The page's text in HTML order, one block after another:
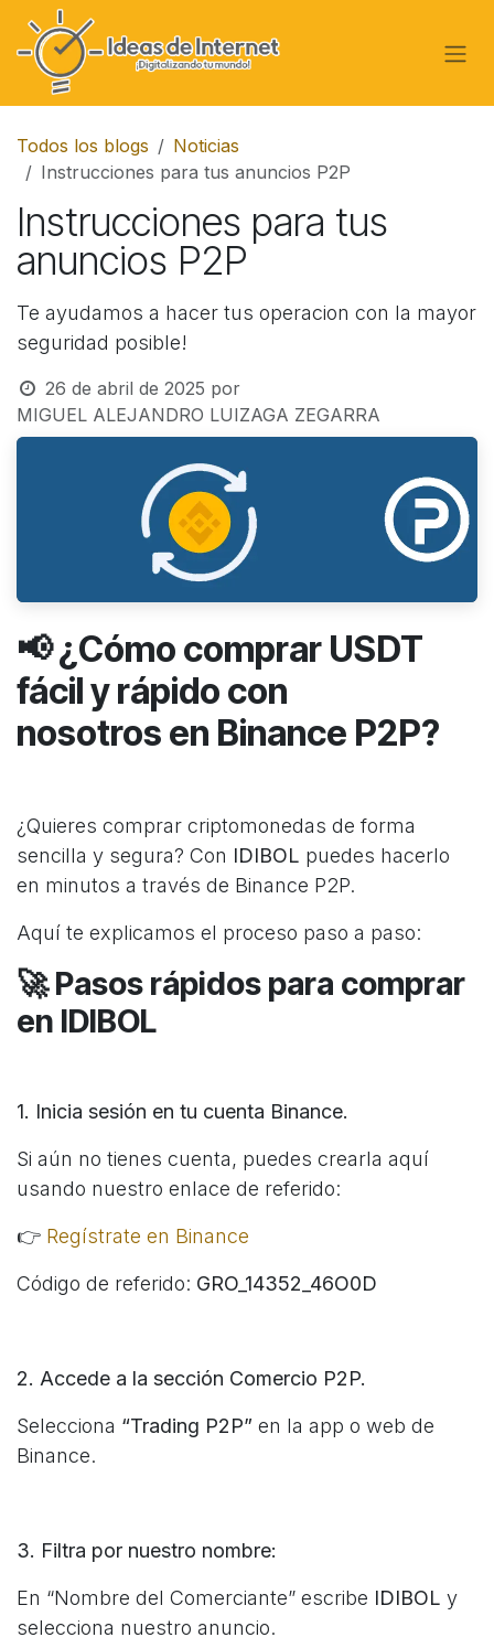
Ir al contenido
Todos los blogs
Noticias
Instrucciones para tus anuncios P2P
Instrucciones para tus
anuncios P2P
Te ayudamos a hacer tus operacion con la mayor
seguridad posible!
26 de abril de 2025 por
MIGUEL ALEJANDRO LUIZAGA ZEGARRA
📢 ¿Cómo comprar USDT
fácil y rápido con
nosotros en Binance P2P?
¿Quieres comprar criptomonedas de forma
sencilla y segura? Con IDIBOL puedes hacerlo
en minutos a través de Binance P2P.
Aquí te explicamos el proceso paso a paso:
🚀 Pasos rápidos para comprar
en IDIBOL
1. Inicia sesión en tu cuenta Binance.
Si aún no tienes cuenta, puedes crearla aquí
usando nuestro enlace de referido:
👉 Regístrate en Binance
Código de referido: GRO_14352_46O0D
2. Accede a la sección Comercio P2P.
Selecciona “Trading P2P” en la app o web de
Binance.
3. Filtra por nuestro nombre:
En “Nombre del Comerciante” escribe IDIBOL y
selecciona nuestro anuncio.